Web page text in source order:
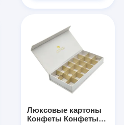
Люксовые картоны
Конфеты Конфеты